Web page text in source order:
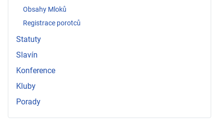
Obsahy Mloků
Registrace porotců
Statuty
Slavín
Konference
Kluby
Porady